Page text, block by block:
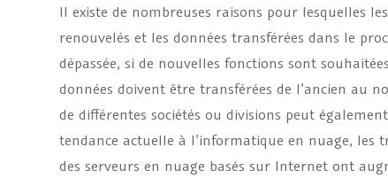
Il existe de nombreuses raisons pour lesquelles
renouvelés et les données transférées dans le
dépassée, si de nouvelles fonctions sont
données doivent être transférées de l’ancien au
de différentes sociétés ou divisions peut
tendance actuelle à l’informatique en nuage, les
des serveurs en nuage basés sur Internet ont